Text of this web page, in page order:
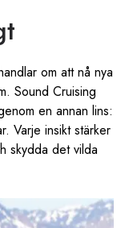
om att nå nya
Sound Cruising
en annan lins:
Varje insikt stärker
skydda det vilda